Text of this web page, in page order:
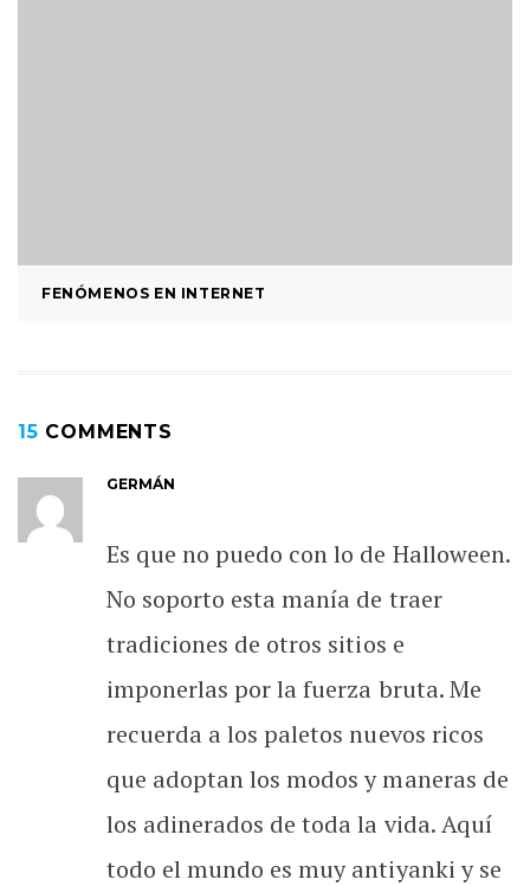
FENÓMENOS EN INTERNET
15 COMMENTS
GERMÁN
Es que no puedo con lo de Halloween.
No soporto esta manía de traer
tradiciones de otros sitios e
imponerlas por la fuerza bruta. Me
recuerda a los paletos nuevos ricos
que adoptan los modos y maneras de
los adinerados de toda la vida. Aquí
todo el mundo es muy antiyanki y se